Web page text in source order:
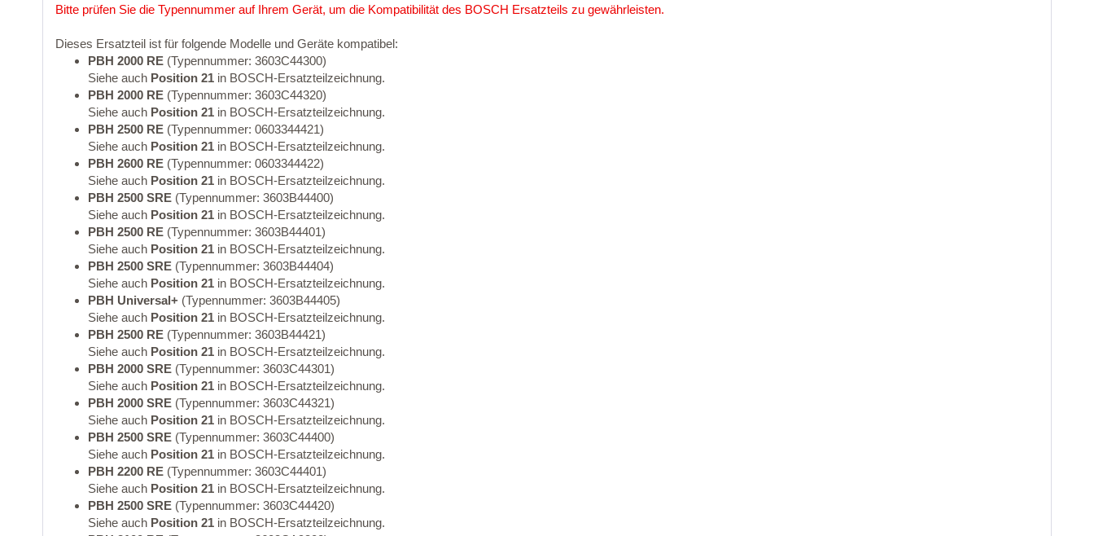
Bitte prüfen Sie die Typennummer auf Ihrem Gerät, um die Kompatibilität des BOSCH Ersatzteils zu gewährleisten.
Dieses Ersatzteil ist für folgende Modelle und Geräte kompatibel:
PBH 2000 RE (Typennummer: 3603C44300)
Siehe auch Position 21 in BOSCH-Ersatzteilzeichnung.
PBH 2000 RE (Typennummer: 3603C44320)
Siehe auch Position 21 in BOSCH-Ersatzteilzeichnung.
PBH 2500 RE (Typennummer: 0603344421)
Siehe auch Position 21 in BOSCH-Ersatzteilzeichnung.
PBH 2600 RE (Typennummer: 0603344422)
Siehe auch Position 21 in BOSCH-Ersatzteilzeichnung.
PBH 2500 SRE (Typennummer: 3603B44400)
Siehe auch Position 21 in BOSCH-Ersatzteilzeichnung.
PBH 2500 RE (Typennummer: 3603B44401)
Siehe auch Position 21 in BOSCH-Ersatzteilzeichnung.
PBH 2500 SRE (Typennummer: 3603B44404)
Siehe auch Position 21 in BOSCH-Ersatzteilzeichnung.
PBH Universal+ (Typennummer: 3603B44405)
Siehe auch Position 21 in BOSCH-Ersatzteilzeichnung.
PBH 2500 RE (Typennummer: 3603B44421)
Siehe auch Position 21 in BOSCH-Ersatzteilzeichnung.
PBH 2000 SRE (Typennummer: 3603C44301)
Siehe auch Position 21 in BOSCH-Ersatzteilzeichnung.
PBH 2000 SRE (Typennummer: 3603C44321)
Siehe auch Position 21 in BOSCH-Ersatzteilzeichnung.
PBH 2500 SRE (Typennummer: 3603C44400)
Siehe auch Position 21 in BOSCH-Ersatzteilzeichnung.
PBH 2200 RE (Typennummer: 3603C44401)
Siehe auch Position 21 in BOSCH-Ersatzteilzeichnung.
PBH 2500 SRE (Typennummer: 3603C44420)
Siehe auch Position 21 in BOSCH-Ersatzteilzeichnung.